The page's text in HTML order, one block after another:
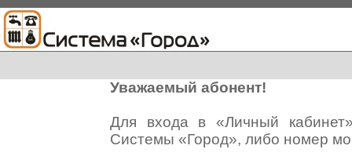
Уважаемый абонент!
Для входа в «Личный
Системы «Город», либо номер